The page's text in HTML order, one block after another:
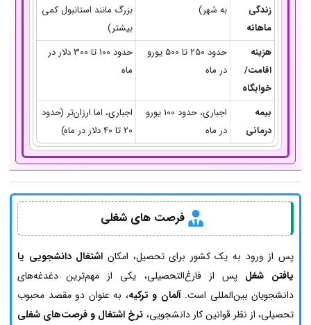
زندگی
ماهانه
به شهر)
بزرگ مانند استانبول کمی
بیشتر)
هزینه
اقامت/
خوابگاه
حدود 250 تا 500 یورو
در ماه
حدود 100 تا 300 دلار در
ماه
بیمه
درمانی
اجباری، حدود 100 یورو
در ماه
اجباری، اما ارزان‌تر (حدود
20 تا 40 دلار در ماه)
فرصت های شغلی
پس از ورود به یک کشور برای تحصیل، امکان اشتغال دانشجویی یا
یافتن شغل پس از فارغ‌التحصیلی، یکی از مهم‌ترین دغدغه‌های
دانشجویان بین‌المللی است.آلمان و ترکیه، به عنوان دو مقصد محبوب
تحصیلی، از نظر قوانین کار دانشجویی، نرخ اشتغال و فرصت‌های شغلی